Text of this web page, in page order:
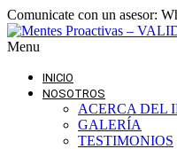
Comunicate con un asesor:
Menu
INICIO
NOSOTROS
ACERCA DEL
GALERÍA
TESTIMONIOS